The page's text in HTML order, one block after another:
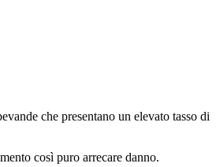
che presentano un elevato tasso di
così puro arrecare danno.